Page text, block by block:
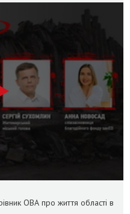
ОВА про життя області в